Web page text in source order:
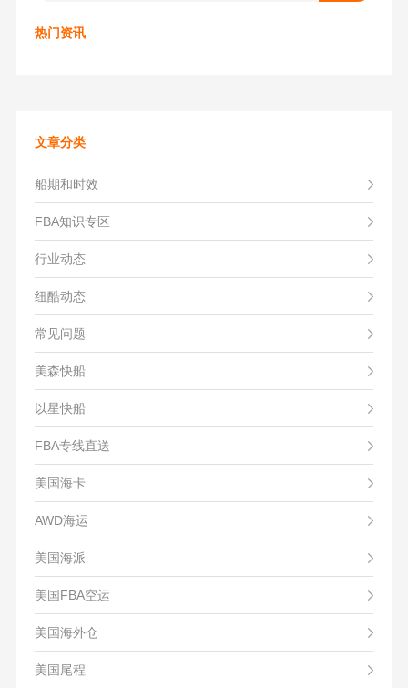
热门资讯
文章分类
船期和时效
FBA知识专区
行业动态
纽酷动态
常见问题
美森快船
以星快船
FBA专线直送
美国海卡
AWD海运
美国海派
美国FBA空运
美国海外仓
美国尾程